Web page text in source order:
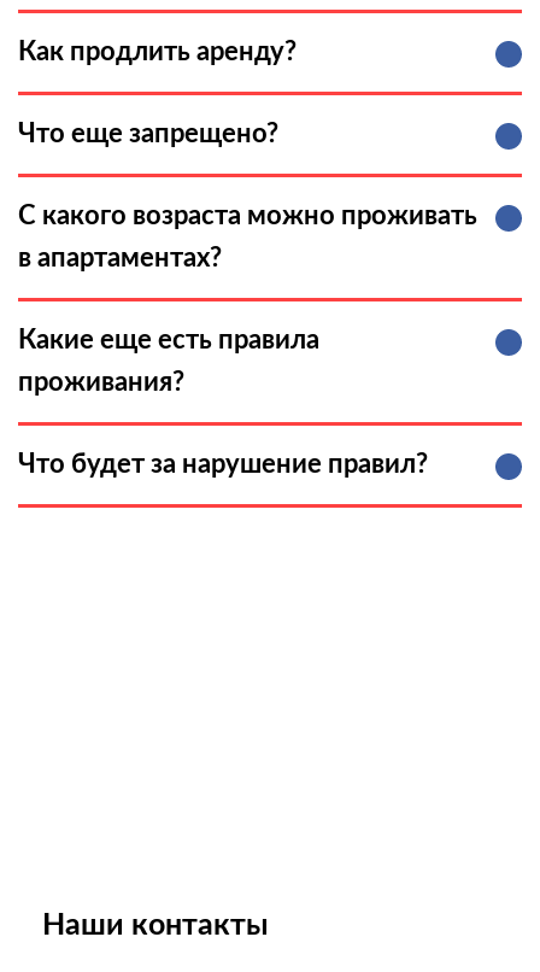
Как продлить аренду?
Что еще запрещено?
С какого возраста можно проживать
в апартаментах?
Какие еще есть правила
проживания?
Что будет за нарушение правил?
Наши контакты